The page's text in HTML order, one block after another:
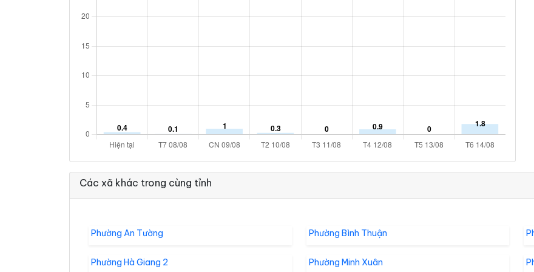
Các xã khác trong cùng tỉnh
Phường An Tường Phường Bình Thuận
Phường Hà Giang 2 Phường Minh Xuân